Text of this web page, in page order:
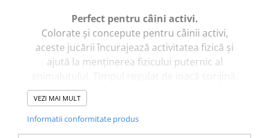
Perfect pentru câini activi.
Colorate și concepute pentru câinii activi,
aceste jucării încurajează activitatea fizică și
ajută la menținerea fizicului puternic al
de asemenea, bunăstarea psihică a acestuia.
Proprietăți:
• Forma: Hipopotam
VEZI MAI MULT
Informatii conformitate produs